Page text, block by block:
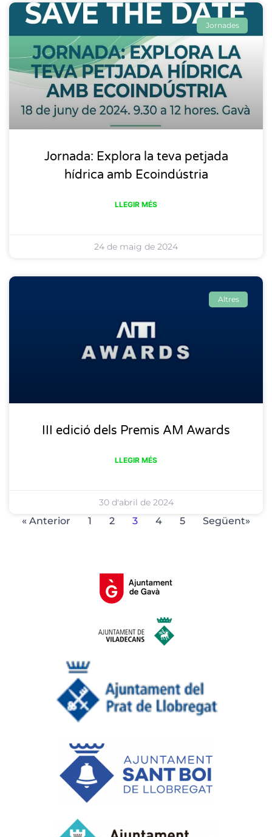
Jornades
Jornada: Explora la teva petjada
hídrica amb Ecoindústria
LLEGIR MÉS
24 de maig de 2024
Altres
III edició dels Premis AM Awards
LLEGIR MÉS
30 d'abril de 2024
« Anterior 1 2 3 4 5 Següent»